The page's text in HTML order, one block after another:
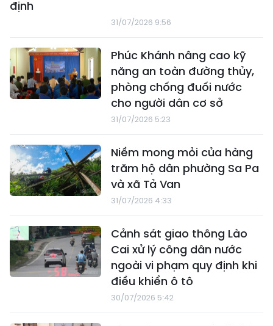
định
31/07/2026 9:56
Phúc Khánh nâng cao kỹ
năng an toàn đường thủy,
phòng chống đuối nước
cho người dân cơ sở
31/07/2026 5:23
Niềm mong mỏi của hàng
trăm hộ dân phường Sa Pa
và xã Tả Van
31/07/2026 4:33
Cảnh sát giao thông Lào
Cai xử lý công dân nước
ngoài vi phạm quy định khi
điều khiển ô tô
30/07/2026 5:42